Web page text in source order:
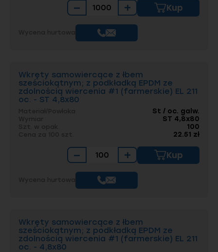
− + Kup
Wkręty samowiercące z łbem
sześciokątnym; z podkładką EPDM ze
zdolnością wiercenia #1 (farmerskie) EL 211
oc. - ST 4,8x80
St / oc. galw.
ST 4,8x80
100
22.51 zł
− + Kup
Wkręty samowiercące z łbem
sześciokątnym; z podkładką EPDM ze
zdolnością wiercenia #1 (farmerskie) EL 211
oc. - 4,8x80